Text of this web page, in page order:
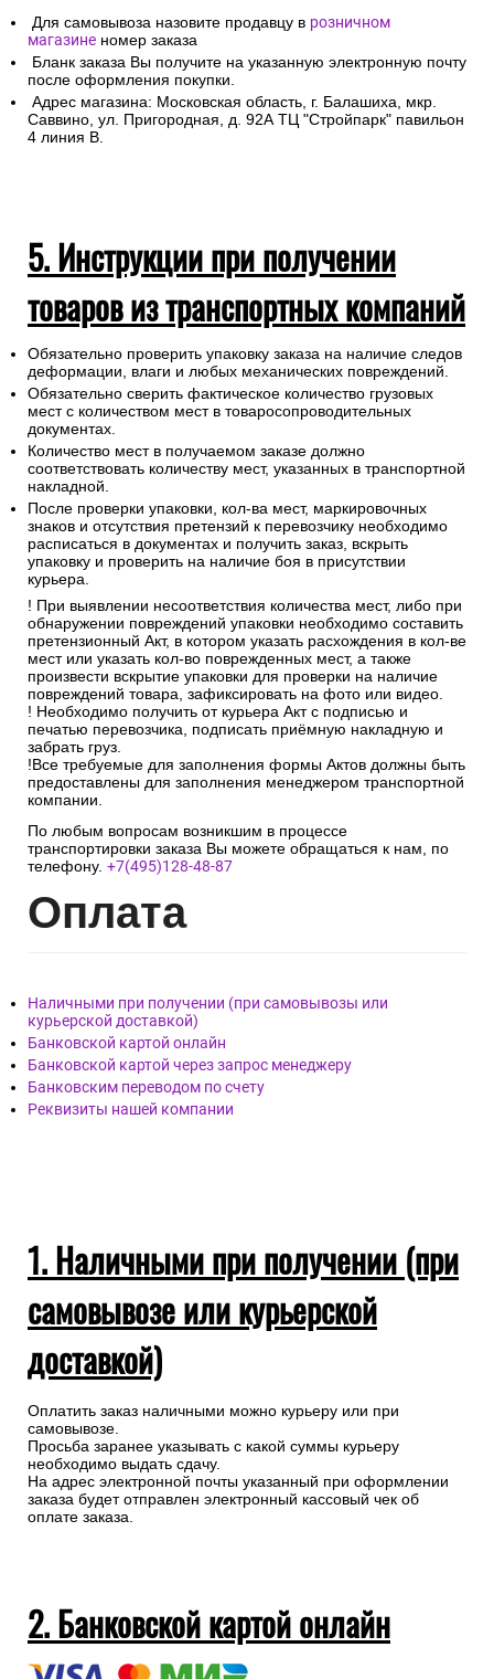
Для самовывоза назовите продавцу в розничном
магазине номер заказа
Бланк заказа Вы получите на указанную электронную почту
после оформления покупки.
Адрес магазина: Московская область, г. Балашиха, мкр.
Саввино, ул. Пригородная, д. 92А ТЦ "Стройпарк" павильон
4 линия В.
5. Инструкции при получении
товаров из транспортных компаний
Обязательно проверить упаковку заказа на наличие следов
деформации, влаги и любых механических повреждений.
Обязательно сверить фактическое количество грузовых
мест с количеством мест в товаросопроводительных
документах.
Количество мест в получаемом заказе должно
соответствовать количеству мест, указанных в транспортной
накладной.
После проверки упаковки, кол-ва мест, маркировочных
знаков и отсутствия претензий к перевозчику необходимо
расписаться в документах и получить заказ, вскрыть
упаковку и проверить на наличие боя в присутствии
курьера.
! При выявлении несоответствия количества мест, либо при
обнаружении повреждений упаковки необходимо составить
претензионный Акт, в котором указать расхождения в кол-ве
мест или указать кол-во поврежденных мест, а также
произвести вскрытие упаковки для проверки на наличие
повреждений товара, зафиксировать на фото или видео.
! Необходимо получить от курьера Акт с подписью и
печатью перевозчика, подписать приёмную накладную и
забрать груз.
!Все требуемые для заполнения формы Актов должны быть
предоставлены для заполнения менеджером транспортной
компании.
По любым вопросам возникшим в процессе
транспортировки заказа Вы можете обращаться к нам, по
телефону. +7(495)128-48-87
Оплата
Наличными при получении (при самовывозы или
курьерской доставкой)
Банковской картой онлайн
Банковской картой через запрос менеджеру
Банковским переводом по счету
Реквизиты нашей компании
1. Наличными при получении (при
самовывозе или курьерской
доставкой)
Оплатить заказ наличными можно курьеру или при
самовывозе.
Просьба заранее указывать с какой суммы курьеру
необходимо выдать сдачу.
На адрес электронной почты указанный при оформлении
заказа будет отправлен электронный кассовый чек об
оплате заказа.
2. Банковской картой онлайн